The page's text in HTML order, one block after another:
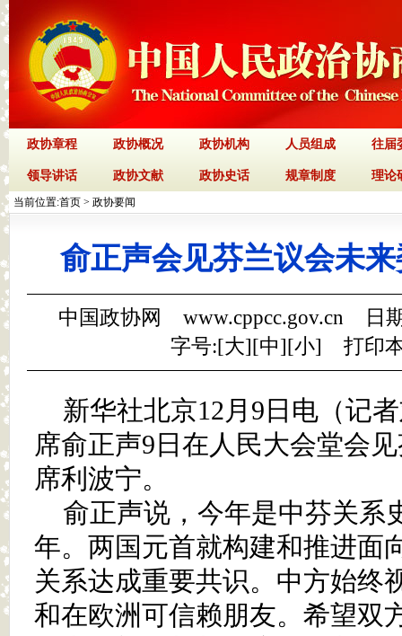
政协章程 政协概况 政协机构 人员组成 往届
领导讲话 政协文献 政协史话 规章制度 理论
当前位置:首页 > 政协要闻
俞正声会见芬兰议会未
中国政协网 www.cppcc.gov.cn 日
字号:[大][中][小] 打印
新华社北京12月9日电（记
席俞正声9日在人民大会堂会
席利波宁。
俞正声说，今年是中芬关系
年。两国元首就构建和推进面
关系达成重要共识。中方始终
和在欧洲可信赖朋友。希望双